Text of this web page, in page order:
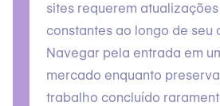
sites requerem
constantes ao longo de seu
Navegar pela entrada em
mercado enquanto
trabalho concluído